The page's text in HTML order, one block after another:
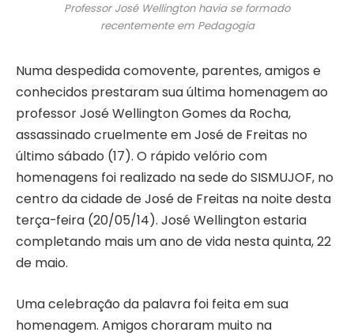
Professor José Wellington havia se formado
recentemente em Pedagogia
Numa despedida comovente, parentes, amigos e
conhecidos prestaram sua última homenagem ao
professor José Wellington Gomes da Rocha,
assassinado cruelmente em José de Freitas no
último sábado (17). O rápido velório com
homenagens foi realizado na sede do SISMUJOF, no
centro da cidade de José de Freitas na noite desta
terça-feira (20/05/14). José Wellington estaria
completando mais um ano de vida nesta quinta, 22
de maio.
Uma celebração da palavra foi feita em sua
homenagem. Amigos choraram muito na